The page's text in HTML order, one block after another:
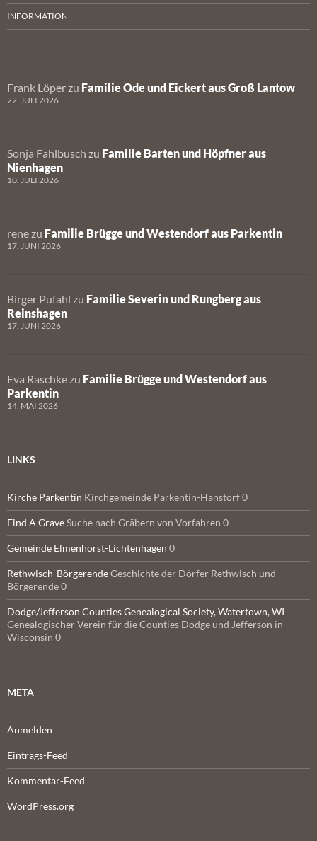
INFORMATION
Frank Löper zu Familie Ode und Eickert aus Groß Lantow
22. JULI 2026
Sonja Fahlbusch zu Familie Barten und Höpfner aus
Nienhagen
10. JULI 2026
rene zu Familie Brügge und Westendorf aus Parkentin
17. JUNI 2026
Birger Pufahl zu Familie Severin und Rungberg aus
Reinshagen
17. JUNI 2026
Eva Raschke zu Familie Brügge und Westendorf aus
Parkentin
14. MAI 2026
LINKS
Kirche Parkentin Kirchgemeinde Parkentin-Hanstorf 0
Find A GraveSuche nach Gräbern von Vorfahren 0
Gemeinde Elmenhorst-Lichtenhagen 0
Rethwisch-BörgerendeGeschichte der Dörfer Rethwisch und
Börgerende 0
Dodge/Jefferson Counties Genealogical Society, Watertown, WI
Genealogischer Verein für die Counties Dodge und Jefferson in
Wisconsin 0
META
Anmelden
Eintrags-Feed
Kommentar-Feed
WordPress.org